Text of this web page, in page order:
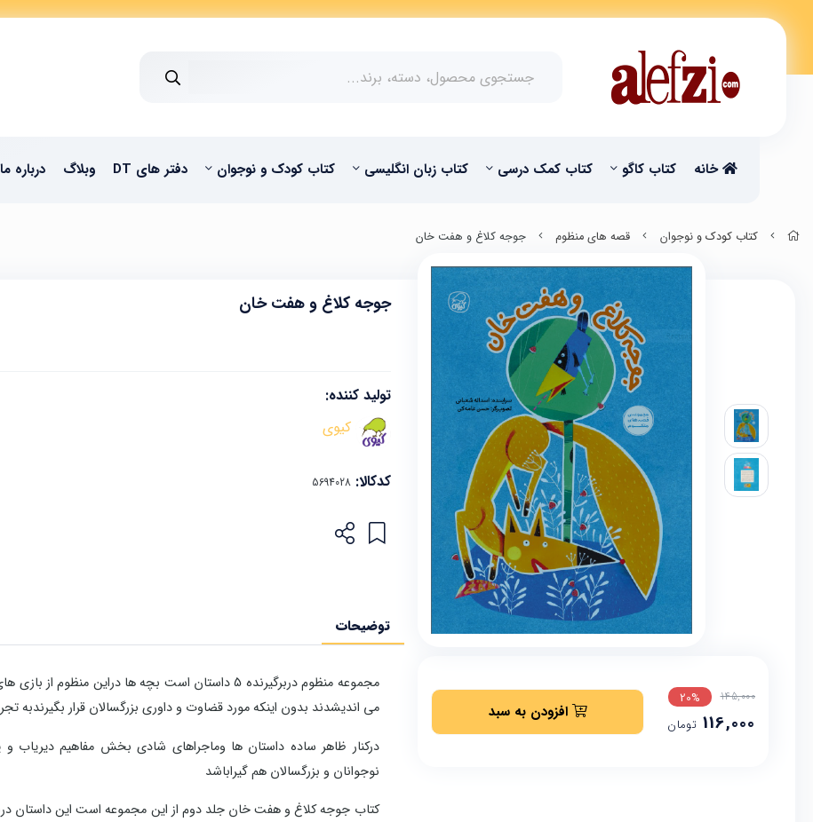
خانه کتاب کاگو کتاب‌‌ کمک درسی کتاب زبان انگلیسی کتاب کودک و نوجوان دفتر های DT وبلاگ درباره ما
کتاب کودک و نوجوان قصه های منظوم جوجه کلاغ و هفت خان
145,000
20%
116,000 تومان
افزودن به سبد
جوجه کلاغ و هفت خان
تولید کننده:
کیوی
کدکالا:
توضیحات
مجموعه منظوم دربرگیرنده 5 داستان است بچه ها
می اندیشدند بدون اینکه مورد قضاوت و داوری بزرگسالان قرار
درکنار ظاهر ساده داستان ها وماجراهای شادی بخش مفاهیم دیریاب
نوجوانان و بزرگسالان هم گیراباشد
کتاب جوجه کلاغ و هفت خان جلد دوم از این مجموعه است این داستان